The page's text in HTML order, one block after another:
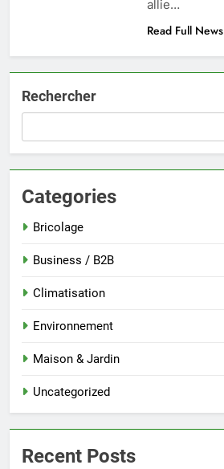
allie…
Read Full News
Rechercher
Categories
Bricolage
Business / B2B
Climatisation
Environnement
Maison & Jardin
Uncategorized
Recent Posts